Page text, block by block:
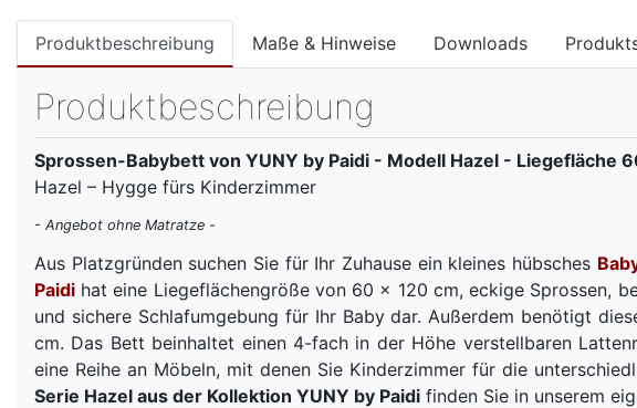
Produktbeschreibung Maße & Hinweise Downloads
Produktbeschreibung
Sprossen-Babybett von YUNY by Paidi - Modell Hazel - Liegefläche
Hazel – Hygge fürs Kinderzimmer
- Angebot ohne Matratze -
Aus Platzgründen suchen Sie für Ihr Zuhause ein kleines hübsches
Paidi hat eine Liegeflächengröße von 60 x 120 cm, eckige Sprossen,
und sichere Schlafumgebung für Ihr Baby dar. Außerdem benötigt
cm. Das Bett beinhaltet einen 4-fach in der Höhe verstellbaren
eine Reihe an Möbeln, mit denen Sie Kinderzimmer für die
Serie Hazel aus der Kollektion YUNY by Paidi finden Sie in unserem